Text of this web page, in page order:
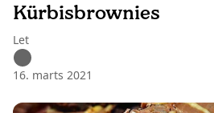
Kürbisbrownies
Let
16. marts 2021